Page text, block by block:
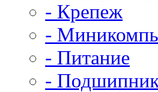
- Крепеж
-
- Питание
-